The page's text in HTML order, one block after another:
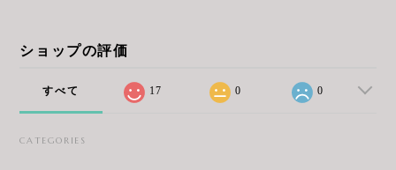
ショップの評価
すべて 17 0 0
CATEGORIES